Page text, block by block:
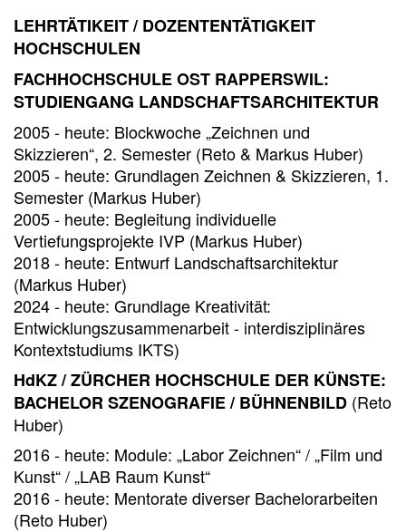
LEHRTÄTIKEIT / DOZENTENTÄTIGKEIT
HOCHSCHULEN
FACHHOCHSCHULE OST RAPPERSWIL:
STUDIENGANG LANDSCHAFTSARCHITEKTUR
2005 - heute: Blockwoche „Zeichnen und
Skizzieren“, 2. Semester (Reto & Markus Huber)
2005 - heute: Grundlagen Zeichnen & Skizzieren, 1.
Semester (Markus Huber)
2005 - heute: Begleitung individuelle
Vertiefungsprojekte IVP (Markus Huber)
2018 - heute: Entwurf Landschaftsarchitektur
(Markus Huber)
2024 - heute: Grundlage Kreativität:
Entwicklungszusammenarbeit - interdisziplinäres
Kontextstudiums IKTS)
HdKZ / ZÜRCHER HOCHSCHULE DER KÜNSTE:
BACHELOR SZENOGRAFIE / BÜHNENBILD (Reto
Huber)
2016 - heute: Module: „Labor Zeichnen“ / „Film und
Kunst“ / „LAB Raum Kunst“
2016 - heute: Mentorate diverser Bachelorarbeiten
(Reto Huber)